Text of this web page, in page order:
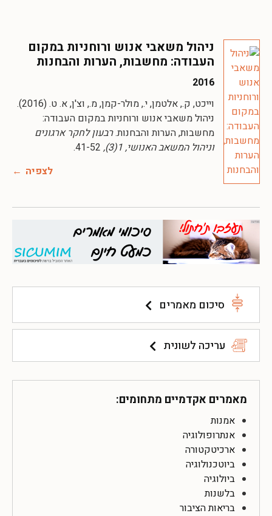
סיכום מאמרים
עריכה לשונית
מאמרים אקדמיים מתחומים:
אמנות
אנתרופולוגיה
ארכיטקטורה
ביוטכנולוגיה
ביולוגיה
בלשנות
בריאות הציבור
ניהול משאבי אנוש ורוחניות במקום
העבודה: מחשבות, הערות והבחנות
2016
וייכט, ק., אלטמן, י., מולר-קמן, מ., וצ'ן, א. ט. (2016).
ניהול משאבי אנוש ורוחניות במקום העבודה:
מחשבות, הערות והבחנות.רבעון לחקר ארגונים
וניהול המשאב האנושי, 1(3),
לצפיה